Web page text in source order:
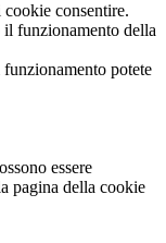
cookie consentire.
il funzionamento della
potete
essere
pagina della cookie